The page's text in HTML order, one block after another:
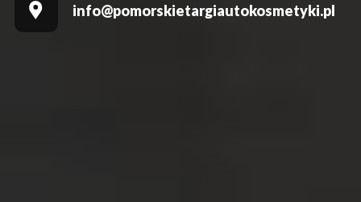
info@pomorskietargiautokosmetyki.pl